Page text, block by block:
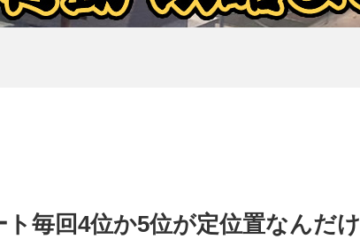
ト毎回4位か5位が定位置なんだけ